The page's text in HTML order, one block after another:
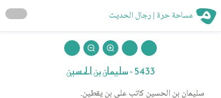
مساحة حرة | رجال الحديث
5433 - سليمان بن الحسين
سليمان بن الحسين كاتب علي بن يقطين.